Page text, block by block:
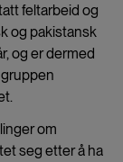
feltarbeid og
og pakistansk
og er dermed
om
seg etter å ha